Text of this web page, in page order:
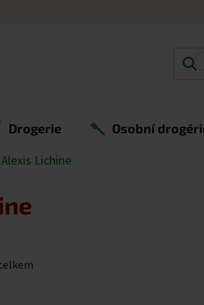
Drogerie Osobní
Alexis Lichine